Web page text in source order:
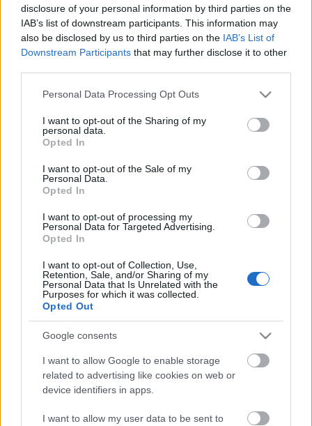
disclosure of your personal information by third parties on the
IAB’s list of downstream participants. This information may
also be disclosed by us to third parties on the IAB’s List of
Downstream Participants that may further disclose it to other
Please note that this website/app uses one or more Google
not limited to your visit or usage behaviour. You may click to
grant or deny consent to Google and its third-party tags to
use your data for below specified purposes in below Google
consent section.
Personal Data Processing Opt Outs
I want to opt-out of the Sharing of my
personal data.
Opted In
I want to opt-out of the Sale of my
Personal Data.
Opted In
I want to opt-out of processing my
Personal Data for Targeted Advertising.
Opted In
I want to opt-out of Collection, Use,
Retention, Sale, and/or Sharing of my
Personal Data that Is Unrelated with the
Purposes for which it was collected.
Opted Out
Google consents
I want to allow Google to enable storage
related to advertising like cookies on web or
device identifiers in apps.
I want to allow my user data to be sent to
আমি তৃতীয় পক্ষের কাছে জমা দেওয়া তথ্য দেব না বা বিক্রি
করব না, যদি না তথ্যটি নিজেই, যেভাবে এটি জমা দেওয়া
হয়েছিল, বা এটি জমা দেওয়ার পিছনে আপাত উদ্দেশ্য
সম্পূর্ণরূপে অবৈধ বলে মনে হয়, সেক্ষেত্রে আমি এটি আইন
প্রয়োগকারী কর্তৃপক্ষের কাছে হস্তান্তর করতে পারি এবং করব।
প্রযুক্তিগত তথ্য, যেমন আইপি ঠিকানা, ব্রাউজার সংস্করণ এবং
দেখার সময় স্ট্যান্ডার্ড অপারেশনগুলির অংশ হিসাবে ওয়েব
সার্ভার দ্বারা লগ ইন করা হয়। এই লগগুলি 30 দিন পর্যন্ত রাখা
হয় এবং সাধারণত সন্দেহজনক অপব্যবহার বা অন্যান্য দূষিত
ক্রিয়াকলাপের ক্ষেত্রে পর্যালোচনা করা হয়।
জায়গায় একটি সাধারণ পৃষ্ঠা কাউন্টারও রয়েছে, যা সাইটের
দর্শনার্থী সম্পর্কে কোনও তথ্য লগ করে না, এটি কেবল একটি
ভিজিট ঘটলে একটি সংখ্যা বৃদ্ধি করে। কোন পৃষ্ঠাগুলি
অন্য কোনও উদ্দেশ্য সাধন করে না।
ওয়েবসাইটটি পরিসংখ্যান এবং বিজ্ঞাপনের জন্য তৃতীয় পক্ষের
ইন্টিগ্রেশন ব্যবহার করে (Google দ্বারা সরবরাহিত), যা
আমার নিয়ন্ত্রণের বাইরে ব্যক্তিগত তথ্য পরিচালনা করতে
পারে। যদি আপনার এলাকায় প্রয়োজন হয় তবে প্রথমে
ওয়েবসাইটে প্রবেশের সময় আপনাকে এটি গ্রহণ বা প্রত্যাখ্যান
করার বিকল্প উপস্থাপন করা উচিত।
বিশেষত, Google এর প্রয়োজন যে নিম্নলিখিত তথ্য এখানে
স্পষ্টভাবে উপলব্ধ করা উচিত: